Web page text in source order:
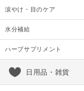
涙やけ・目のケア
水分補給
ハーブサプリメント
日用品・雑貨